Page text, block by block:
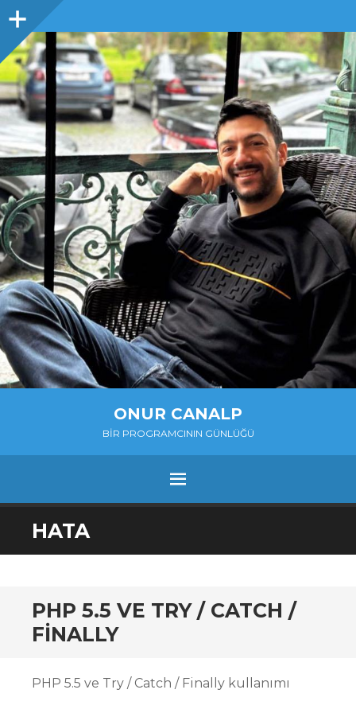
Sidebar
ONUR CANALP
BIR PROGRAMCININ GÜNLÜĞÜ
MENU
SKIP
TO
HATA
PHP 5.5 VE TRY / CATCH /
FINALLY
PHP 5.5 ve Try / Catch / Finally kullanımı